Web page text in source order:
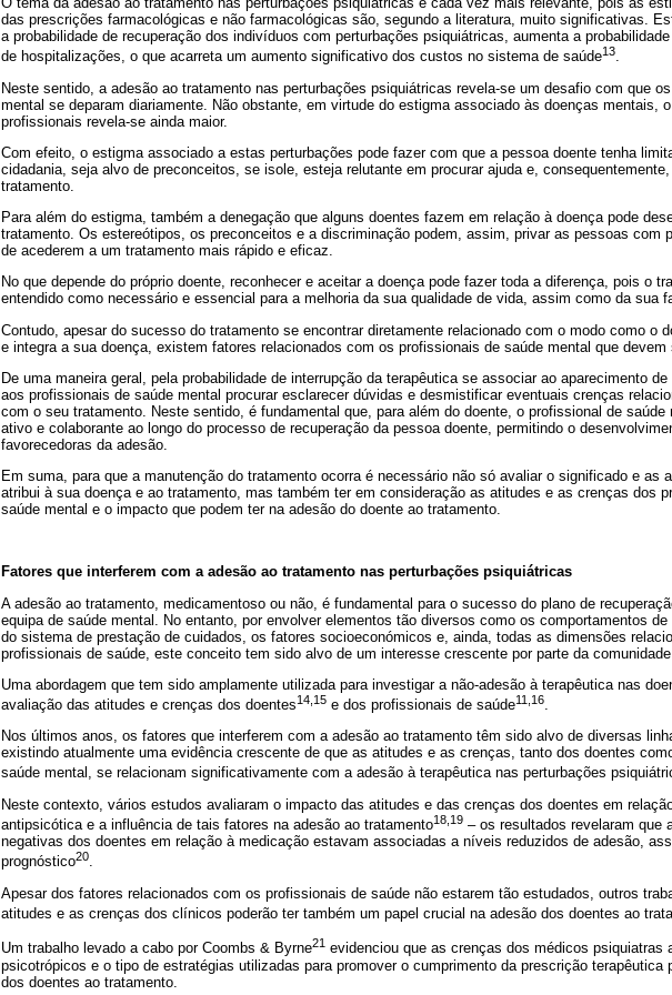
das prescrições farmacológicas e não farmacológicas são, segundo a literatura, muito significativas.
a probabilidade de recuperação dos indivíduos com perturbações psiquiátricas, aumenta a
de hospitalizações, o que acarreta um aumento significativo dos custos no sistema de saúde13.
Neste sentido, a adesão ao tratamento nas perturbações psiquiátricas revela‐se um desafio com que
mental se deparam diariamente. Não obstante, em virtude do estigma associado às doenças mentais,
profissionais revela‐se ainda maior.
Com efeito, o estigma associado a estas perturbações pode fazer com que a pessoa doente tenha
cidadania, seja alvo de preconceitos, se isole, esteja relutante em procurar ajuda e,
tratamento.
Para além do estigma, também a denegação que alguns doentes fazem em relação à doença pode
tratamento. Os estereótipos, os preconceitos e a discriminação podem, assim, privar as pessoas com
de acederem a um tratamento mais rápido e eficaz.
No que depende do próprio doente, reconhecer e aceitar a doença pode fazer toda a diferença, pois o
entendido como necessário e essencial para a melhoria da sua qualidade de vida, assim como da sua
Contudo, apesar do sucesso do tratamento se encontrar diretamente relacionado com o modo como o
e integra a sua doença, existem fatores relacionados com os profissionais de saúde mental que devem
De uma maneira geral, pela probabilidade de interrupção da terapêutica se associar ao aparecimento
aos profissionais de saúde mental procurar esclarecer dúvidas e desmistificar eventuais crenças
com o seu tratamento. Neste sentido, é fundamental que, para além do doente, o profissional de saúde
ativo e colaborante ao longo do processo de recuperação da pessoa doente, permitindo o
favorecedoras da adesão.
Em suma, para que a manutenção do tratamento ocorra é necessário não só avaliar o significado e as
atribui à sua doença e ao tratamento, mas também ter em consideração as atitudes e as crenças dos
saúde mental e o impacto que podem ter na adesão do doente ao tratamento.
Fatores que interferem com a adesão ao tratamento nas perturbações psiquiátricas
A adesão ao tratamento, medicamentoso ou não, é fundamental para o sucesso do plano de
equipa de saúde mental. No entanto, por envolver elementos tão diversos como os comportamentos
do sistema de prestação de cuidados, os fatores socioeconómicos e, ainda, todas as dimensões
profissionais de saúde, este conceito tem sido alvo de um interesse crescente por parte da
Uma abordagem que tem sido amplamente utilizada para investigar a não‐adesão à terapêutica nas
avaliação das atitudes e crenças dos doentes14,15 e dos profissionais de saúde11,16.
Nos últimos anos, os fatores que interferem com a adesão ao tratamento têm sido alvo de diversas
existindo atualmente uma evidência crescente de que as atitudes e as crenças, tanto dos doentes
saúde mental, se relacionam significativamente com a adesão à terapêutica nas perturbações
Neste contexto, vários estudos avaliaram o impacto das atitudes e das crenças dos doentes em
antipsicótica e a influência de tais fatores na adesão ao tratamento18,19 – os resultados revelaram que
negativas dos doentes em relação à medicação estavam associadas a níveis reduzidos de adesão,
prognóstico20.
Apesar dos fatores relacionados com os profissionais de saúde não estarem tão estudados, outros
atitudes e as crenças dos clínicos poderão ter também um papel crucial na adesão dos doentes ao
Um trabalho levado a cabo por Coombs & Byrne21 evidenciou que as crenças dos médicos psiquiatras
psicotrópicos e o tipo de estratégias utilizadas para promover o cumprimento da prescrição terapêutica
dos doentes ao tratamento.